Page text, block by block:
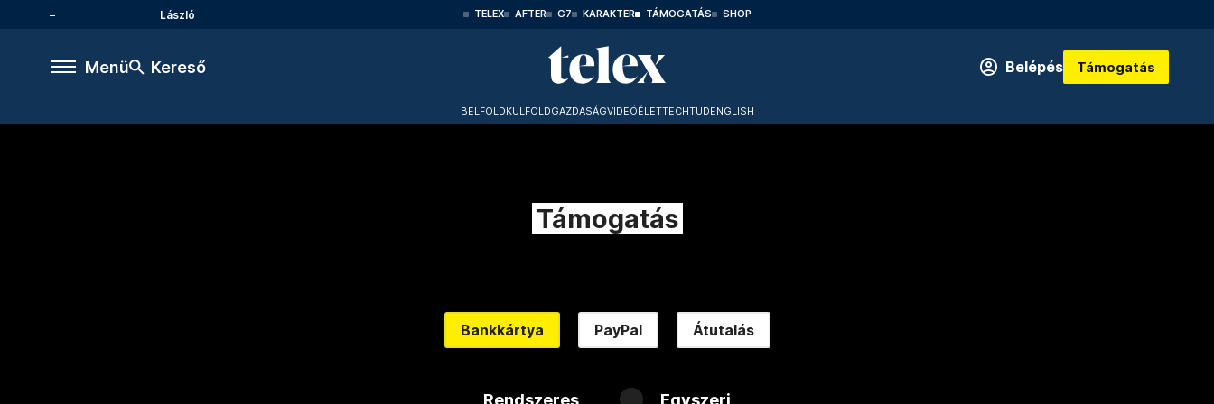
László TELEX AFTER G7 KARAKTER TÁMOGATÁS SHOP
Menü Kereső Belépés Támogatás
BELFÖLDKÜLFÖLDGAZDASÁGVIDEÓÉLETTECHTUDENGLISH
Támogatás
Bankkártya PayPal Átutalás
Rendszeres Egyszeri